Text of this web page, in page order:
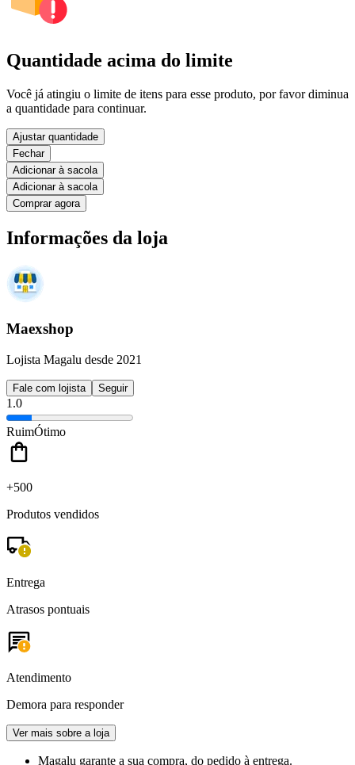
Quantidade acima do limite
Você já atingiu o limite de itens para esse produto, por favor diminua
a quantidade para continuar.
Ajustar quantidade
Fechar
Adicionar à sacola
Adicionar à sacola
Comprar agora
Informações da loja
Maexshop
Lojista Magalu desde 2021
Fale com lojista Seguir
1.0
RuimÓtimo
+500
Produtos vendidos
Entrega
Atrasos pontuais
Atendimento
Demora para responder
Ver mais sobre a loja
Magalu garante a sua compra, do pedido à entrega.